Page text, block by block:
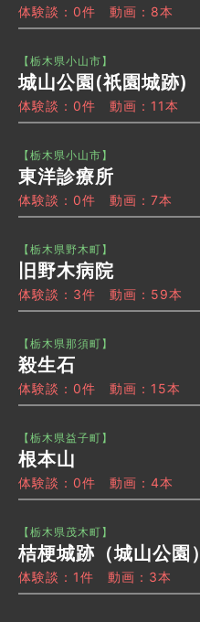
体験談：0件 動画：8本
【栃木県小山市】
城山公園(祇園城跡)
体験談：0件 動画：11本
【栃木県小山市】
東洋診療所
体験談：0件 動画：7本
【栃木県野木町】
旧野木病院
体験談：3件 動画：59本
【栃木県那須町】
殺生石
体験談：0件 動画：15本
【栃木県益子町】
根本山
体験談：0件 動画：4本
【栃木県茂木町】
桔梗城跡（城山公園）
体験談：1件 動画：3本